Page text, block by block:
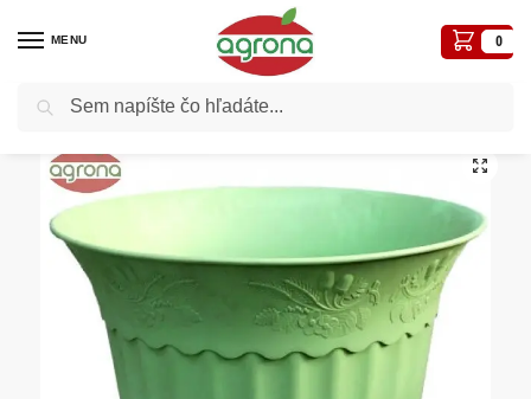
MENU 0
Domov Kvetináče, plôtiky, sadbovače, vázy, truhlíky...